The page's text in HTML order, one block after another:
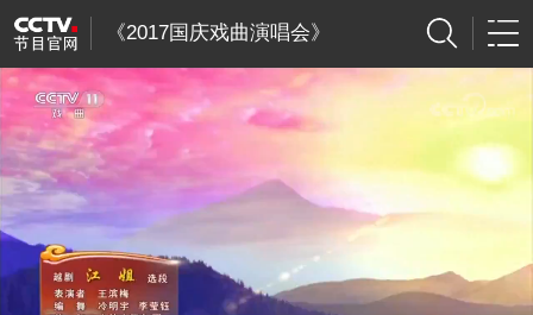
《2017国庆戏曲演唱会》